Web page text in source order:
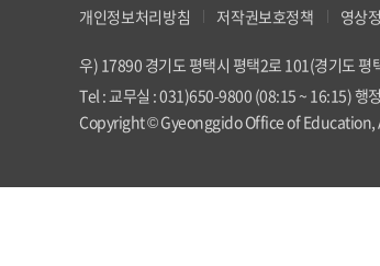
개인정보처리방침 저작권보호정책 영상
우) 17890 경기도 평택시 평택2로 101(경기도 평
Tel : 교무실 : 031)650-9800 (08:15 ~ 16:15)
Copyright © Gyeonggido Office of Education,